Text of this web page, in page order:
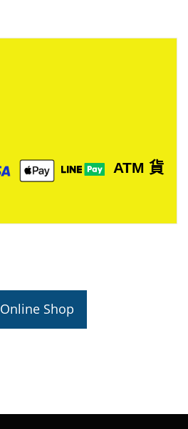
ATM 貨
Online Shop